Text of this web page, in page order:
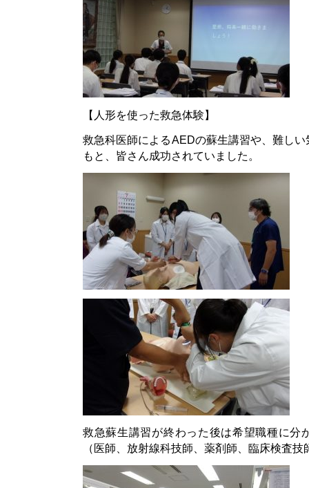
【人形を使った救急体験】
救急科医師によるAEDの蘇生講習や、難し
もと、皆さん成功されていました。
救急蘇生講習が終わった後は希望職種に分
（医師、放射線科技師、薬剤師、臨床検査技